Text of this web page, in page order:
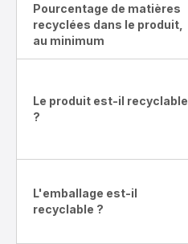
Pourcentage de matières
recyclées dans le produit,
au minimum
Le produit est-il recyclable
?
L'emballage est-il
recyclable ?